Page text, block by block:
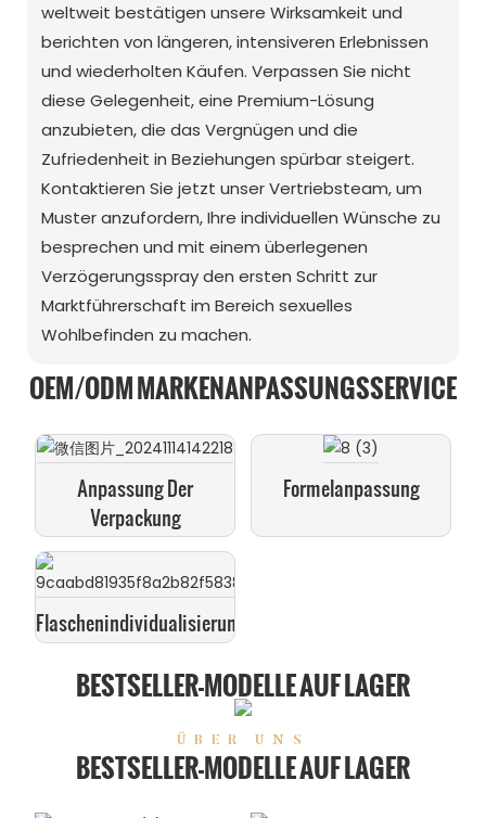
weltweit bestätigen unsere Wirksamkeit und
berichten von längeren, intensiveren Erlebnissen
und wiederholten Käufen. Verpassen Sie nicht
diese Gelegenheit, eine Premium-Lösung
anzubieten, die das Vergnügen und die
Zufriedenheit in Beziehungen spürbar steigert.
Kontaktieren Sie jetzt unser Vertriebsteam, um
Muster anzufordern, Ihre individuellen Wünsche zu
besprechen und mit einem überlegenen
Verzögerungsspray den ersten Schritt zur
Marktführerschaft im Bereich sexuelles
Wohlbefinden zu machen.
OEM/ODM MARKENANPASSUNGSSERVICE
Anpassung Der
Verpackung
Formelanpassung
Flaschenindividualisierung
BESTSELLER-MODELLE AUF LAGER
ÜBER UNS
BESTSELLER-MODELLE AUF LAGER